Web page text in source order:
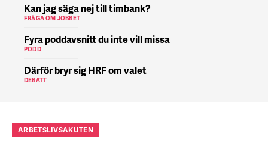
Kan jag säga nej till timbank?
FRÅGA OM JOBBET
Fyra poddavsnitt du inte vill missa
PODD
Därför bryr sig HRF om valet
DEBATT
ARBETSLIVSAKUTEN